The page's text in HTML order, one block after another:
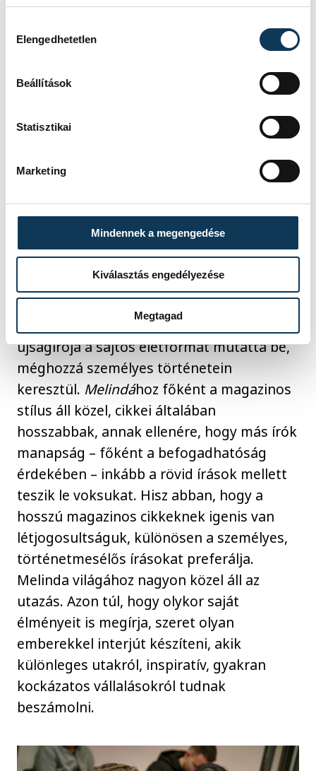
Elengedhetetlen
Beállítások
Statisztikai
Marketing
Mindennek a megengedése
Kiválasztás engedélyezése
Megtagad
Hajas Bálint és Bertalan Melinda
Bertalan Melinda, az Ecoport Magazin
felelős szerkesztője, és a Vehir.hu
újságírója a sajtós életformát mutatta be,
méghozzá személyes történetein
keresztül. Melindához főként a magazinos
stílus áll közel, cikkei általában
hosszabbak, annak ellenére, hogy más írók
manapság – főként a befogadhatóság
érdekében – inkább a rövid írások mellett
teszik le voksukat. Hisz abban, hogy a
hosszú magazinos cikkeknek igenis van
létjogosultságuk, különösen a személyes,
történetmesélős írásokat preferálja.
Melinda világához nagyon közel áll az
utazás. Azon túl, hogy olykor saját
élményeit is megírja, szeret olyan
emberekkel interjút készíteni, akik
különleges utakról, inspiratív, gyakran
kockázatos vállalásokról tudnak
beszámolni.